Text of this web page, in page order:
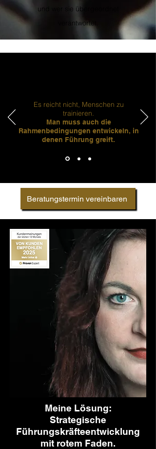
und wer sie übergeordnet
verantwortet.
Es reicht nicht, Menschen zu
trainieren.
Man muss auch die
Rahmenbedingungen entwickeln, in
denen Führung greift.
Beratungstermin vereinbaren
Meine Lösung:
Strategische
Führungskräfteentwicklung
mit rotem Faden.